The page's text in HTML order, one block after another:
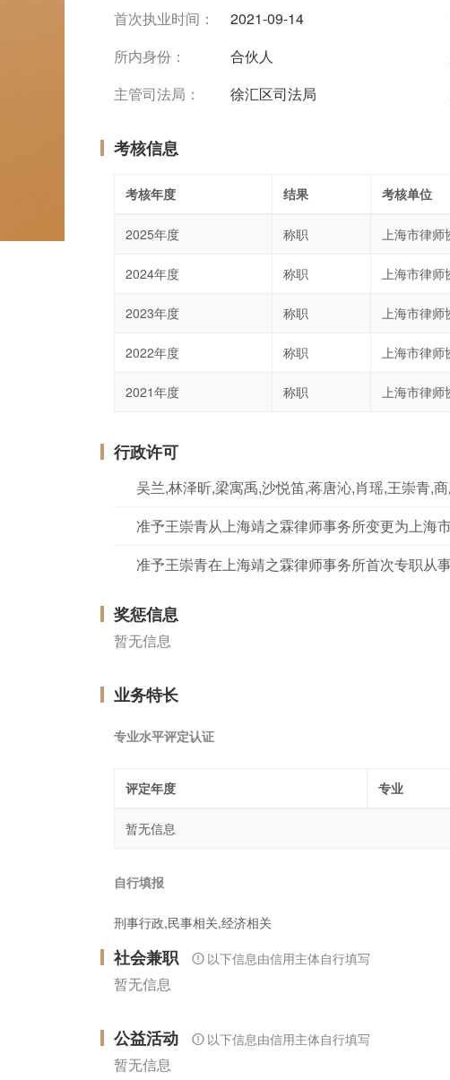
首次执业时间：
2021-09-14
所内身份：
合伙人
主管司法局：
徐汇区司法局
考核信息
考核年度 结果 考核单位
2025年度 称职 上海市律师
2024年度 称职 上海市律师
2023年度 称职 上海市律师
2022年度 称职 上海市律师
2021年度 称职 上海市律师
行政许可
准予王崇青从上海靖之霖律师事务所变更为上海
准予王崇青在上海靖之霖律师事务所首次专职从
奖惩信息
暂无信息
业务特长
专业水平评定认证
评定年度 专业
暂无信息
自行填报
刑事行政,民事相关,经济相关
社会兼职 以下信息由信用主体自行填写
暂无信息
公益活动 以下信息由信用主体自行填写
暂无信息